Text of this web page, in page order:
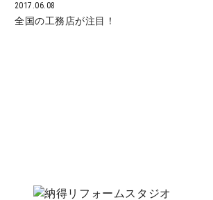
2017.06.08
全国の工務店が注目！